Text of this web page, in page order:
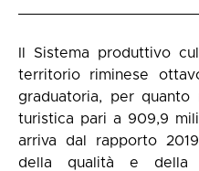
Il Sistema produttivo
territorio riminese
graduatoria, per
turistica pari a 909,9
arriva dal rapporto
della qualità e della